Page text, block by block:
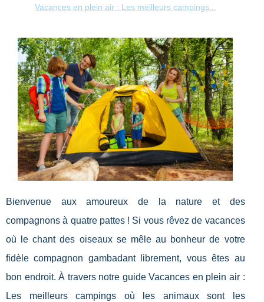
Vacances en plein air : Les meilleurs campings...
Bienvenue aux amoureux de la nature et des
compagnons à quatre pattes ! Si vous rêvez de vacances
où le chant des oiseaux se mêle au bonheur de votre
fidèle compagnon gambadant librement, vous êtes au
bon endroit. À travers notre guide Vacances en plein air :
Les meilleurs campings où les animaux sont les